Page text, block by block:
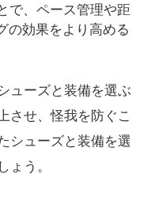
で、ペース管理や距
の効果をより高める
ューズと装備を選ぶ
させ、怪我を防ぐこ
シューズと装備を選
ょう。